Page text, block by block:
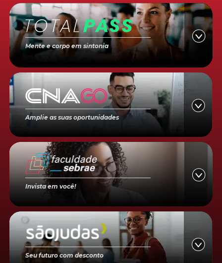
Mente e corpo em sintonia
Amplie as suas oportunidades
Invista em você!
Seu futuro com desconto